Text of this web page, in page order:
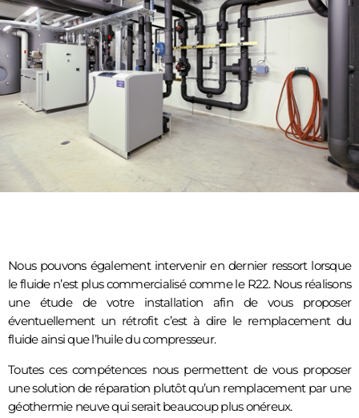
Nous pouvons également intervenir en dernier ressort lorsque
le fluide n’est plus commercialisé comme le R22. Nous réalisons
une étude de votre installation afin de vous proposer
éventuellement un rétrofit c’est à dire le remplacement du
fluide ainsi que l’huile du compresseur.
Toutes ces compétences nous permettent de vous proposer
une solution de réparation plutôt qu’un remplacement par une
géothermie neuve qui serait beaucoup plus onéreux.